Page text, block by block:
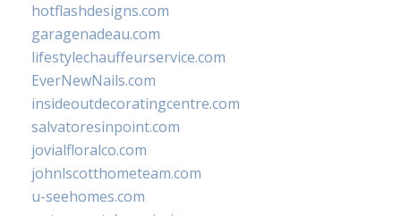
hotflashdesigns.com
garagenadeau.com
lifestylechauffeurservice.com
EverNewNails.com
insideoutdecoratingcentre.com
salvatoresinpoint.com
jovialfloralco.com
johnlscotthometeam.com
u-seehomes.com